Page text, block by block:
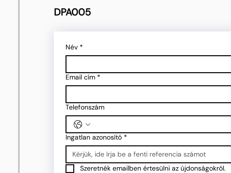
DPA005
Név *
Email cím *
Telefonszám
Ingatlan azonosító *
Szeretnék emailben értesülni az újdonságokról.